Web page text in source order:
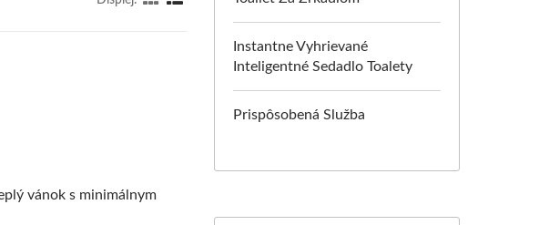
vánok s minimálnym
Instantne Vyhrievané
Inteligentné Sedadlo Toalety
Prispôsobená Služba